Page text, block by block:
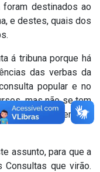
foram destinados ao
e destes, quais dos
á tribuna porque há
das verbas da
popular e no
mas não se tem
bastante tempo”,
assunto, para que a
que virão.